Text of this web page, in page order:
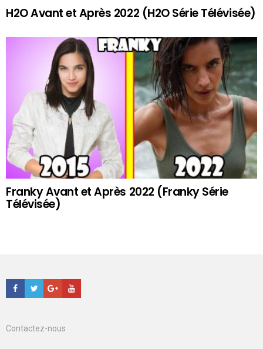
H2O Avant et Après 2022 (H2O Série Télévisée)
Franky Avant et Après 2022 (Franky Série
Télévisée)
Facebook
TwitterGoogle+Youtube
Contactez-nous